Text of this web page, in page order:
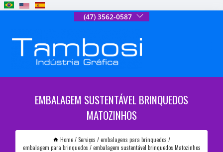
(47) 3562-0587
EMBALAGEM SUSTENTÁVEL BRINQUEDOS
MATOZINHOS
Home Serviços
embalagens para brinquedos
embalagem para brinquedos
embalagem sustentável brinquedos Matozinhos